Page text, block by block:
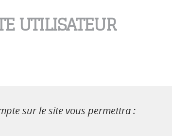
UTILISATEUR
sur le site vous permettra :